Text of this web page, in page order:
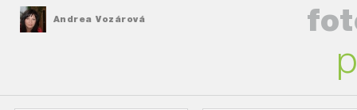
Andrea Vozárová